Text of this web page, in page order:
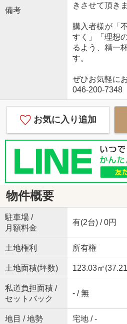
備考
きさせて頂きま
購入者様が「
すく」「理想
るよう、精一
す。
ぜひお気軽に
046-200-7348
お気に入り追加
物件概要
駐車場 /
月額料金
有(2台) / 0円
土地権利 所有権
土地面積(坪数) 123.03㎡
私道負担面積 /
セットバック
- / 無
地目 / 地勢 宅地 / -